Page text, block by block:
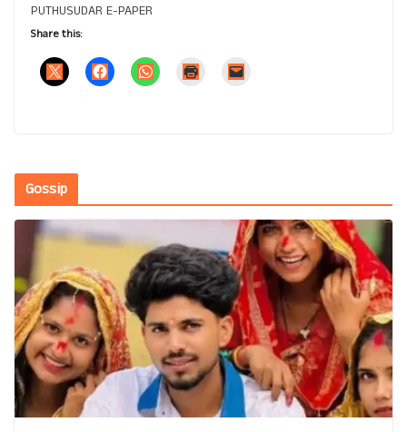
PUTHUSUDAR E-PAPER
Share this:
Gossip